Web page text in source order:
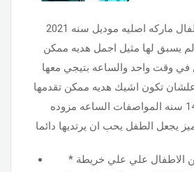
ساعه تتبع وحمايه الاطفال ماركه اصليه موديل سنه 2021
يسبق لها مثيل اجمل هديه ممكن
في وقت واحد والساعه بتيجي معها
تكون اشيك هديه ممكن تقدمها
تصلح لسن من 3 الي 14 سنه المواصفات الساعه مزوده
يجعل الطفل يحب ان يرتديها دائما
* بها خاصية لتحديد اماكن الاطفال علي علي خريطة